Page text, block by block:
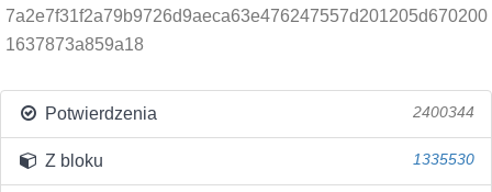
7a2e7f31f2a79b9726d9aeca63e476247557d201205d670200
1637873a859a18
Potwierdzenia 2400344
Z bloku 1335530